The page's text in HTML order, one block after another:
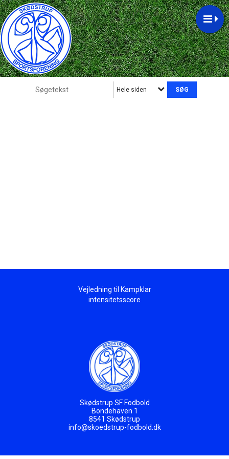
Hele siden
Vejledning til Kampklar
intensitetsscore
Skødstrup SF Fodbold
Bondehaven 1
8541 Skødstrup
info@skoedstrup-fodbold.dk